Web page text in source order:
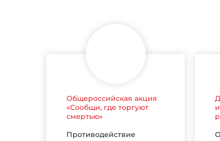
Общероссийская акция
«Сообщи, где торгуют
смертью»
Противодействие